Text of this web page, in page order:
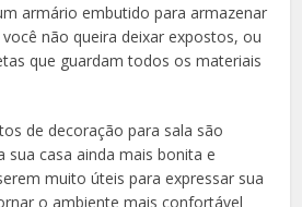
armário embutido para armazenar
não queira deixar expostos, ou
que guardam todos os materiais
de decoração para sala são
sua casa ainda mais bonita e
muito úteis para expressar sua
o ambiente mais confortável